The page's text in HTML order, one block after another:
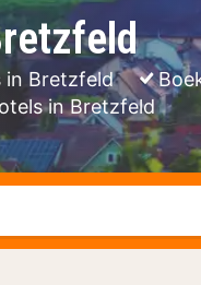
in Bretzfeld
in Bretzfeld
of stad